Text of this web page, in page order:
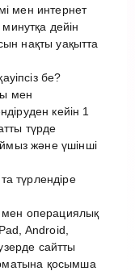
мен интернет
дейін
нақты уақытта
бе?
мен
кейін 1
түрде
және үшінші
түрлендіре
мен операциялық
Android,
сайтты
қосымша